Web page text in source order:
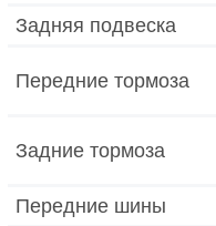
Задняя подвеска
Передние тормоза
Задние тормоза
Передние шины